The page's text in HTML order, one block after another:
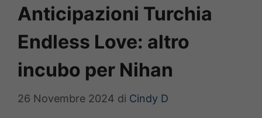
Anticipazioni Turchia
Endless Love: altro
incubo per Nihan
26 Novembre 2024 di Cindy D